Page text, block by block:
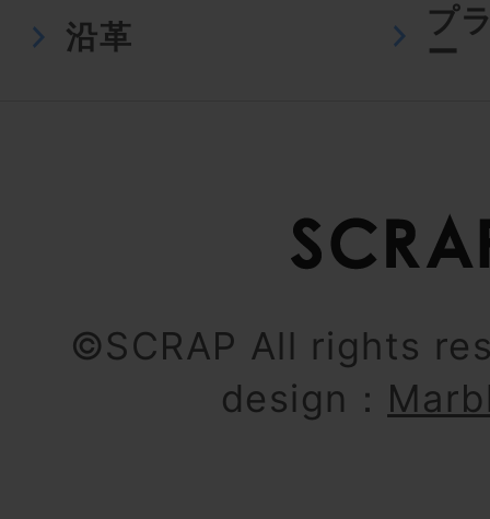
沿革
プ
ー
©SCRAP All rights
design：